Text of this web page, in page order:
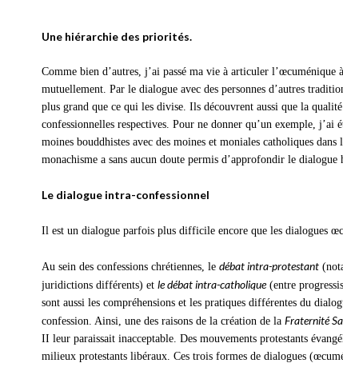
Une hiérarchie des priorités.
Comme bien d’autres, j’ai passé ma vie à articuler
mutuellement. Par le dialogue avec des personnes d’autres
plus grand que ce qui les divise. Ils découvrent aussi que la
confessionnelles respectives. Pour ne donner qu’un exemple, j’ai
moines bouddhistes avec des moines et moniales catholiques
monachisme a sans aucun doute permis d’approfondir le
Le dialogue intra-confessionnel
Il est un dialogue parfois plus difficile encore que les dialogues
Au sein des confessions chrétiennes, le débat intra-protestant
juridictions différents) et le débat intra-catholique(entre
sont aussi les compréhensions et les pratiques différentes du
confession. Ainsi, une des raisons de la création de la Fraternité
II leur paraissait inacceptable. Des mouvements protestants
milieux protestants libéraux. Ces trois formes de dialogues